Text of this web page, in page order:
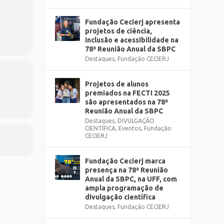
e
Fundação Cecierj apresenta
projetos de ciência,
inclusão e acessibilidade na
78ª Reunião Anual da SBPC
Destaques, Fundação CECIERJ
Projetos de alunos
premiados na FECTI 2025
são apresentados na 78ª
Reunião Anual da SBPC
Destaques, DIVULGAÇÃO
CIENTÍFICA, Eventos, Fundação
CECIERJ
Fundação Cecierj marca
presença na 78ª Reunião
Anual da SBPC, na UFF, com
ampla programação de
divulgação científica
Destaques, Fundação CECIERJ